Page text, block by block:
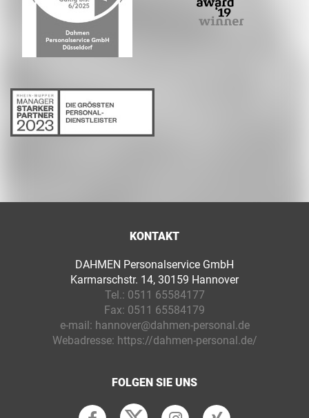
KONTAKT
DAHMEN Personalservice GmbH
Karmarschstr. 14, 30159 Hannover
Tel.: 0511 65584177
Fax: 0511 65584179
e-mail: hannover@dahmen-personal.de
Webadresse: https://dahmen-personal.de/
FOLGEN SIE UNS